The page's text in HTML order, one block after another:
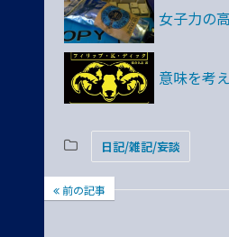
女子力の
意味を考
日記/雑記/妄談
前の記事